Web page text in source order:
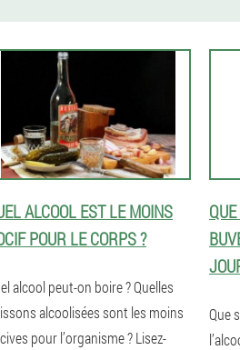
ALCOOL EST LE MOINS
POUR LE CORPS ?
alcool peut-on boire ? Quelles
alcoolisées sont les moins
pour l’organisme ? Lisez-
Que